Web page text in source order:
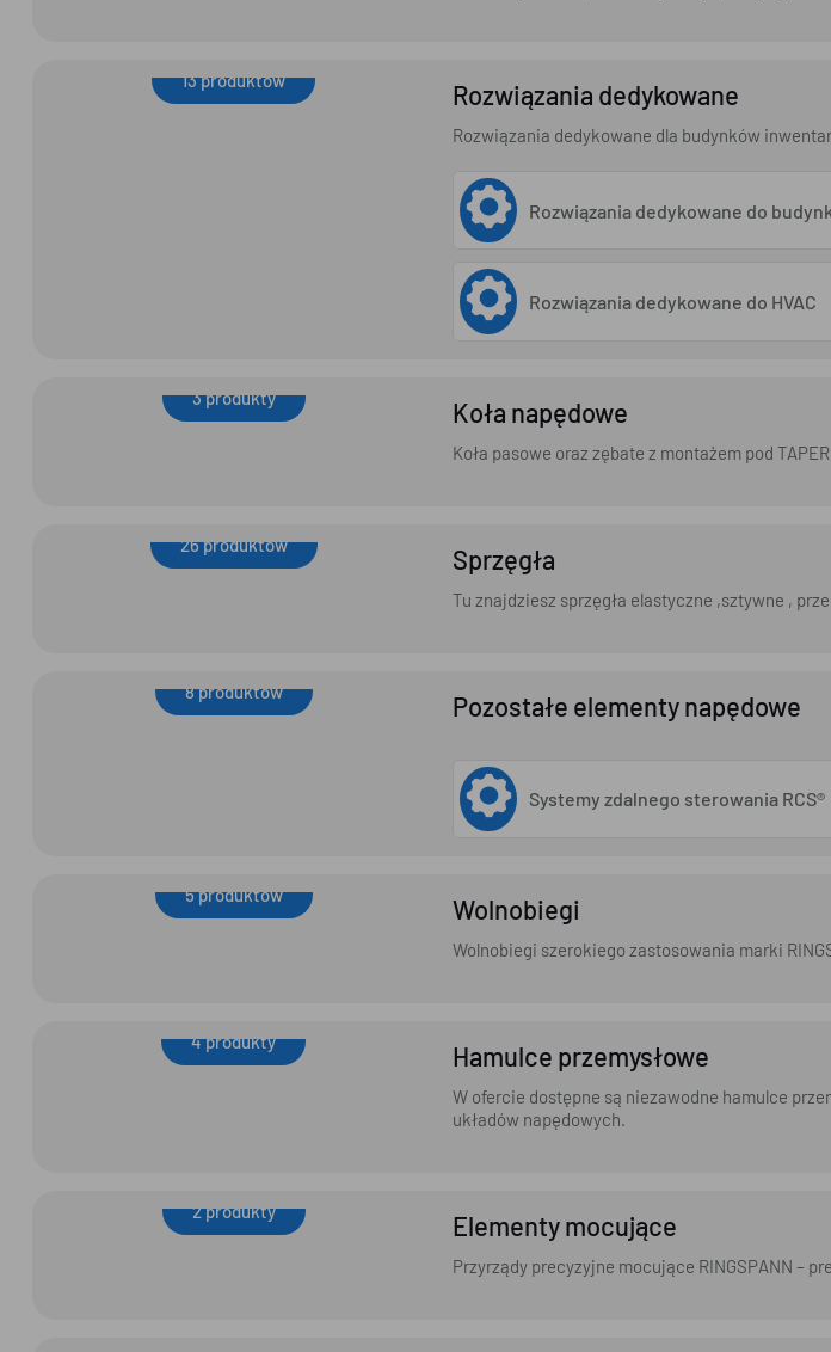
Rozwiązania dedykowane
13 produktów Rozwiązania dedykowane
Rozwiązania dedykowane dla budynków
Rozwiązania dedykowane do
Rozwiązania dedykowane do HVAC
Koła napędowe
3 produkty Koła napędowe
Koła pasowe oraz zębate z montażem pod
26 produktów Sprzęgła
Tu znajdziesz sprzęgła elastyczne ,sztywne ,
Pozostałe elementy napędowe
8 produktów Pozostałe elementy napędowe
Systemy zdalnego sterowania RCS®
5 produktów Wolnobiegi
Wolnobiegi szerokiego zastosowania marki
Hamulce przemysłowe
4 produkty Hamulce przemysłowe
W ofercie dostępne są niezawodne hamulce
układów napędowych.
Elementy mocujące
2 produkty Elementy mocujące
Przyrządy precyzyjne mocujące RINGSPANN –